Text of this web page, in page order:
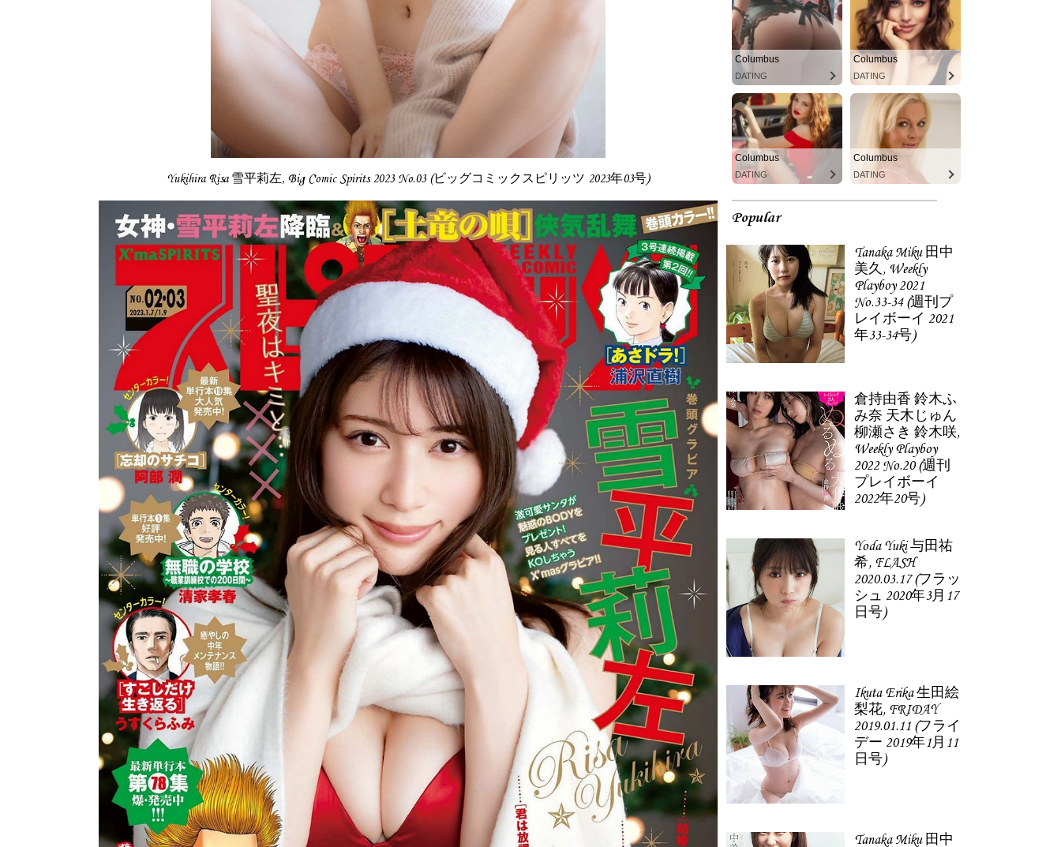
Yukihira Risa 雪平莉左, Big Comic Spirits 2023 No.03 (ビッグコミックスピリッツ 2023年03号)
Columbus
DATING
Columbus
DATING
Columbus
DATING
Columbus
DATING
Popular
Tanaka Miku 田中
美久, Weekly
Playboy 2021
No.33-34 (週刊プ
レイボーイ 2021
年33-34号)
倉持由香 鈴木ふ
み奈 天木じゅん
柳瀬さき 鈴木咲,
Weekly Playboy
2022 No.20 (週刊
プレイボーイ
2022年20号)
Yoda Yuki 与田祐
希, FLASH
2020.03.17 (フラッ
シュ 2020年3月17
日号)
Ikuta Erika 生田絵
梨花, FRIDAY
2019.01.11 (フライ
デー 2019年1月11
日号)
Tanaka Miku 田中